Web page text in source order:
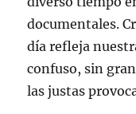
documentales.
día refleja
confuso, sin
las justas